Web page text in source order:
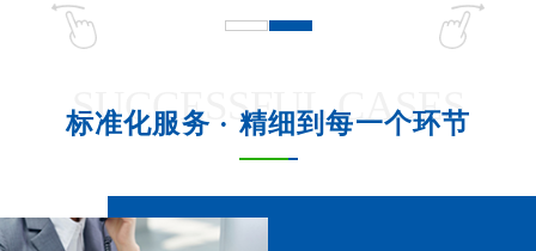
吊柜窗式款
SUCCESSFUL CASES
标准化服务 · 精细到每一个环节